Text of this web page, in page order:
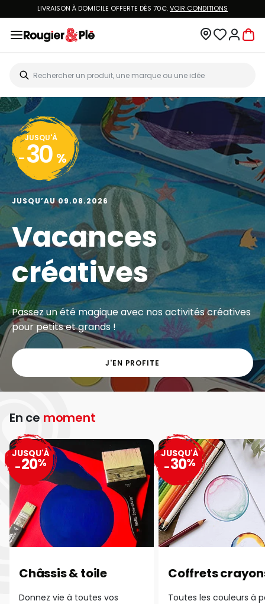
LIVRAISON À DOMICILE OFFERTE DÈS 70€.VOIR CONDITIONS
JUSQU'À
- 30 %
JUSQU’AU 09.08.2026
Vacances
créatives
Passez un été magique avec nos activités créatives
pour petits et grands !
J'EN PROFITE
En ce moment
Châssis & toile
Donnez vie à toutes vos
JUSQU'À
-20%
Coffrets
Toutes les couleurs à
JUSQU'À
-30%